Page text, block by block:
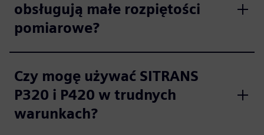
obsługują małe rozpiętości
pomiarowe?
Czy mogę używać SITRANS
P320 i P420 w trudnych
warunkach?